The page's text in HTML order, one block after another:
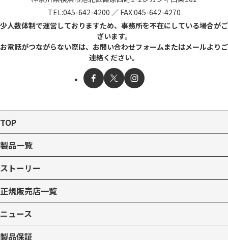
TEL:045-642-4200 ／ FAX:045-642-4270
少人数体制で運営しておりますため、事務所を不在にしている場合がご
ざいます。
お電話がつながらない際は、お問い合わせフォームまたはメールよりご
連絡ください。
TOP
製品一覧
ストーリー
正規販売店一覧
ニュース
製品保証